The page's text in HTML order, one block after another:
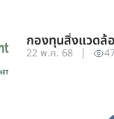
กองทุนสิ่งแวดล้
22 พ.ค. 68